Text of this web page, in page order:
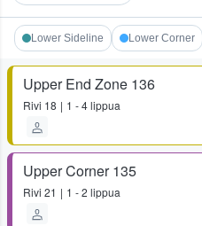
Lower Sideline Lower Corner
Upper End Zone 136
Rivi 18 1 - 4 lippua
Upper Corner 135
Rivi 21 1 - 2 lippua